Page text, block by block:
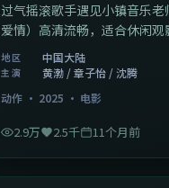
过气摇滚歌手遇见小镇音乐
爱情）高清流畅，适合休闲观
地区 中国大陆
主演
黄渤 / 章子怡 / 沈腾
动作 · 2025 · 电影
2.9万 2.5千 11个月前
中国香港